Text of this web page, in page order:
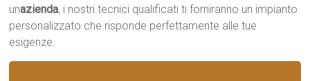
unazienda, i nostri tecnici qualificati ti forniranno un impianto
personalizzato che risponde perfettamente alle tue
esigenze.